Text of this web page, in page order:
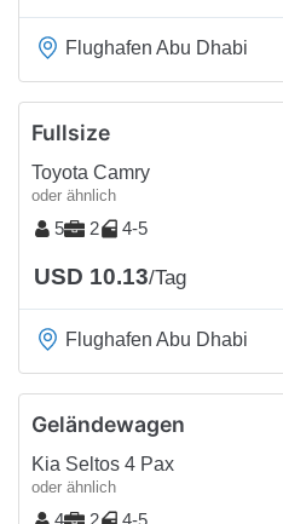
Flughafen Abu Dhabi
Fullsize
Toyota Camry
oder ähnlich
5 2 4-5
USD 10.13/Tag
Flughafen Abu Dhabi
Geländewagen
Kia Seltos 4 Pax
oder ähnlich